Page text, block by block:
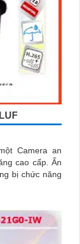
Camera an
cao cấp. Ấn
bị chức năng